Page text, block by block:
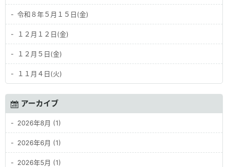
令和８年５月１５日(金)
１２月１２日(金)
１２月５日(金)
１１月４日(火)
アーカイブ
2026年8月 (1)
2026年6月 (1)
2026年5月 (1)